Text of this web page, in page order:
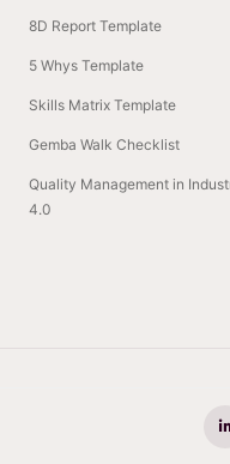
8D Report Template
5 Whys Template
Skills Matrix Template
Gemba Walk Checklist
Quality Management in
4.0